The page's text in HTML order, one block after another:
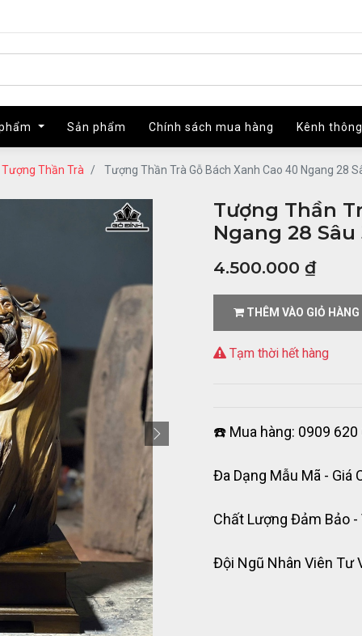
Sản phẩm Chính sách mua hàng Kênh
Sản phẩm Chính sách mua hàng Kênh
Tượng Thần Trà Tượng Thần Trà Gỗ Bách Xanh Cao 40 Ngang 28
Tượng Thần
Ngang 28 Sâu
4.500.000 ₫
THÊM VÀO GIỎ HÀNG
Tạm thời hết hàng
☎️ Mua hàng: 0909 620
Đa Dạng Mẫu Mã - Giá
Chất Lượng Đảm Bảo -
Đội Ngũ Nhân Viên Tư